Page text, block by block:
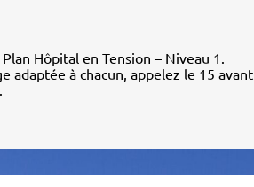
Hôpital en Tension – Niveau 1.
adaptée à chacun, appelez le 15 avant